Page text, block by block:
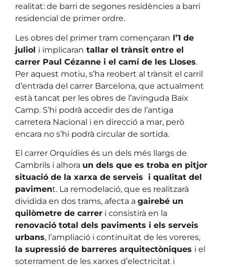
realitat: de barri de segones residències a barri
residencial de primer ordre.
Les obres del primer tram començaran l’1 de
juliol i implicaran tallar el trànsit entre el
carrer Paul Cézanne i el camí de les Lloses.
Per aquest motiu, s’ha reobert al trànsit el carril
d’entrada del carrer Barcelona, que actualment
està tancat per les obres de l’avinguda Baix
Camp. S’hi podrà accedir des de l’antiga
carretera Nacional i en direcció a mar, però
encara no s’hi podrà circular de sortida.
El carrer Orquídies és un dels més llargs de
Cambrils i alhora un dels que es troba en pitjor
situació de la xarxa de serveis i qualitat del
paviment. La remodelació, que es realitzarà
dividida en dos trams, afecta a gairebé un
quilòmetre de carrer i consistirà en la
renovació total dels paviments i els serveis
urbans, l’ampliació i continuïtat de les voreres,
la supressió de barreres arquitectòniques i el
soterrament de les xarxes d’electricitat i